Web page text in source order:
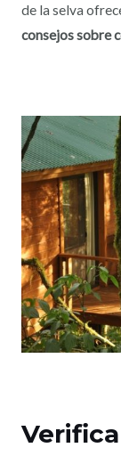
de la selva
consejos sobre